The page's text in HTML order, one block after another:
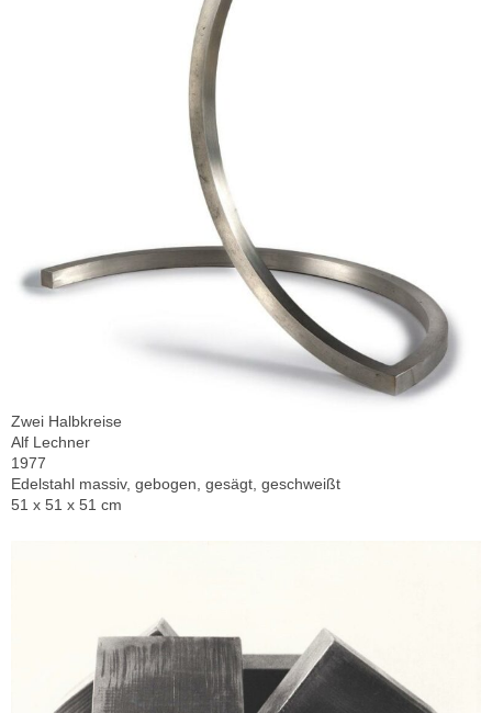
Zwei Halbkreise
Alf Lechner
1977
Edelstahl massiv, gebogen, gesägt, geschweißt
51 x 51 x 51 cm